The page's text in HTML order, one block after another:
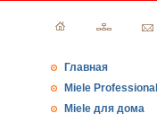
Главная
Miele Professional
Miele для дома